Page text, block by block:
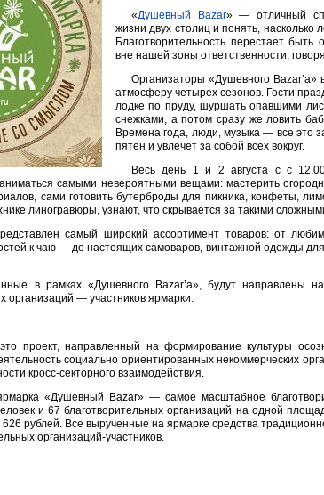
«Душевный Bazar» — отличный
жизни двух столиц и понять, насколько
Благотворительность перестает
вне нашей зоны ответственности,
Организаторы «Душевного Bazar’а»
атмосферу четырех сезонов. Гости
лодке по пруду, шуршать опавшими
снежками, а потом сразу же ловить
Времена года, люди, музыка — все это
пятен и увлечет за собой всех вокруг.
Весь день 1 и 2 августа с с
самыми невероятными вещами: мастерить
сами готовить бутерброды для пикника, конфеты,
линогравюры, узнают, что скрывается за такими
самый широкий ассортимент товаров: от
к чаю — до настоящих самоваров, винтажной одежды
в рамках «Душевного Bazar’a», будут направлены
организаций — участников ярмарки.
проект, направленный на формирование культуры
социально ориентированных некоммерческих
кросс-секторного взаимодействия.
ярмарка «Душевный Bazar» — самое масштабное
и 67 благотворительных организаций на одной
626 рублей. Все вырученные на ярмарке средства
организаций-участников.